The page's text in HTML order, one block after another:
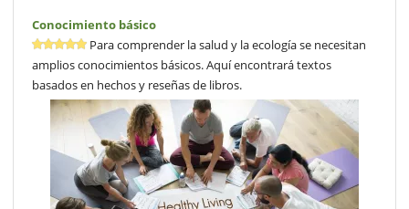
Conocimiento básico
Para comprender la salud y la ecología se necesitan
amplios conocimientos básicos. Aquí encontrará textos
basados en hechos y reseñas de libros.